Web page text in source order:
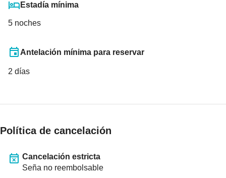
Estadía mínima
5 noches
Antelación mínima para reservar
2 días
Política de cancelación
Cancelación estricta
Seña no reembolsable